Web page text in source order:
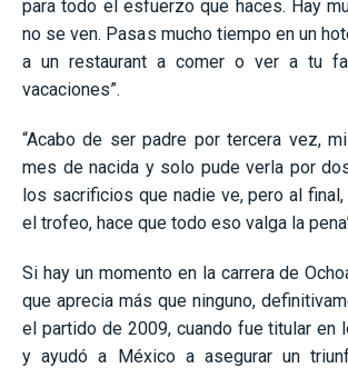
para todo el esfuerzo que haces. Hay
no se ven. Pasas mucho tiempo en un
a un restaurant a comer o ver a tu
vacaciones”.
“Acabo de ser padre por tercera vez,
mes de nacida y solo pude verla por
los sacrificios que nadie ve, pero al final,
el trofeo, hace que todo eso valga la
Si hay un momento en la carrera de
que aprecia más que ninguno,
el partido de 2009, cuando fue titular en
y ayudó a México a asegurar un